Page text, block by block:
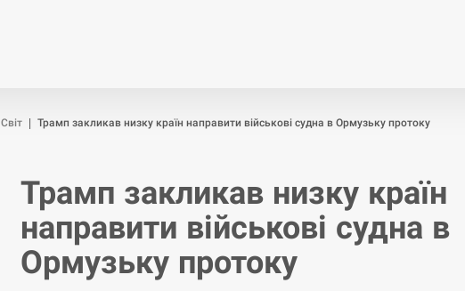
Світ Трамп закликав низку країн направити військові судна в Ормузьку протоку
Трамп закликав низку країн
направити військові судна в
Ормузьку протоку